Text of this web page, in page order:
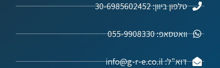
טלפון ביוון: 30-6985602452
וואטסאפ: 055-9908330
דוא"ל: info@g-r-e.co.il